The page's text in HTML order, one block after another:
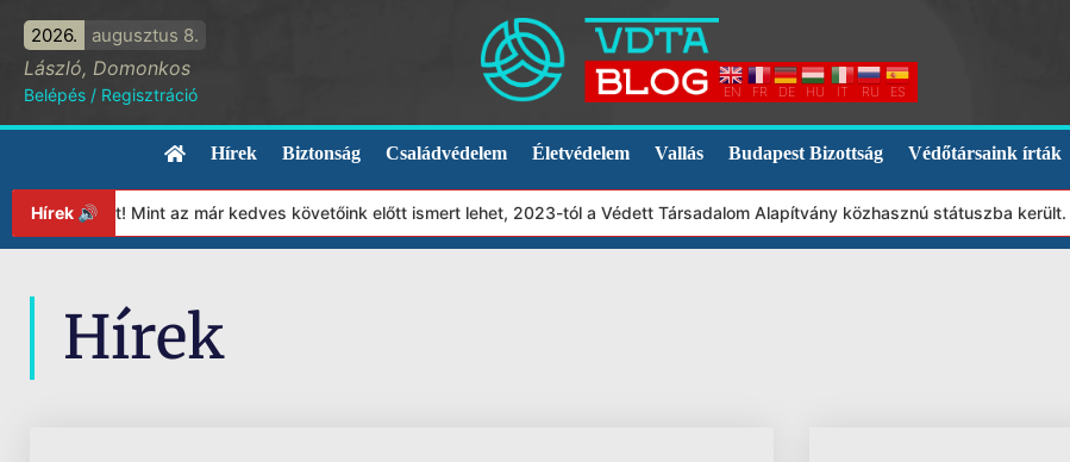
2026. augusztus 8.
László, Domonkos
Belépés / Regisztráció EN FR DE HU IT RU ES
Hírek Biztonság Családvédelem Életvédelem Vallás Budapest Bizottság Védőtársaink írták
Hírek 🔊 Mint az már kedves követőink előtt ismert lehet, 2023-tól a Védett Társadalom Alapítvány közhasznú státuszba
Hírek